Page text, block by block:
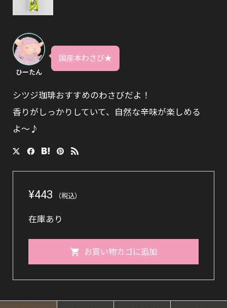
ひーたん
国産本わさび★
シツジ珈琲おすすめのわさびだよ！
香りがしっかりしていて、自然な辛味が楽しめる
よ〜♪
¥443 （税込）
在庫あり
お
ろ
お買い物カゴに追加